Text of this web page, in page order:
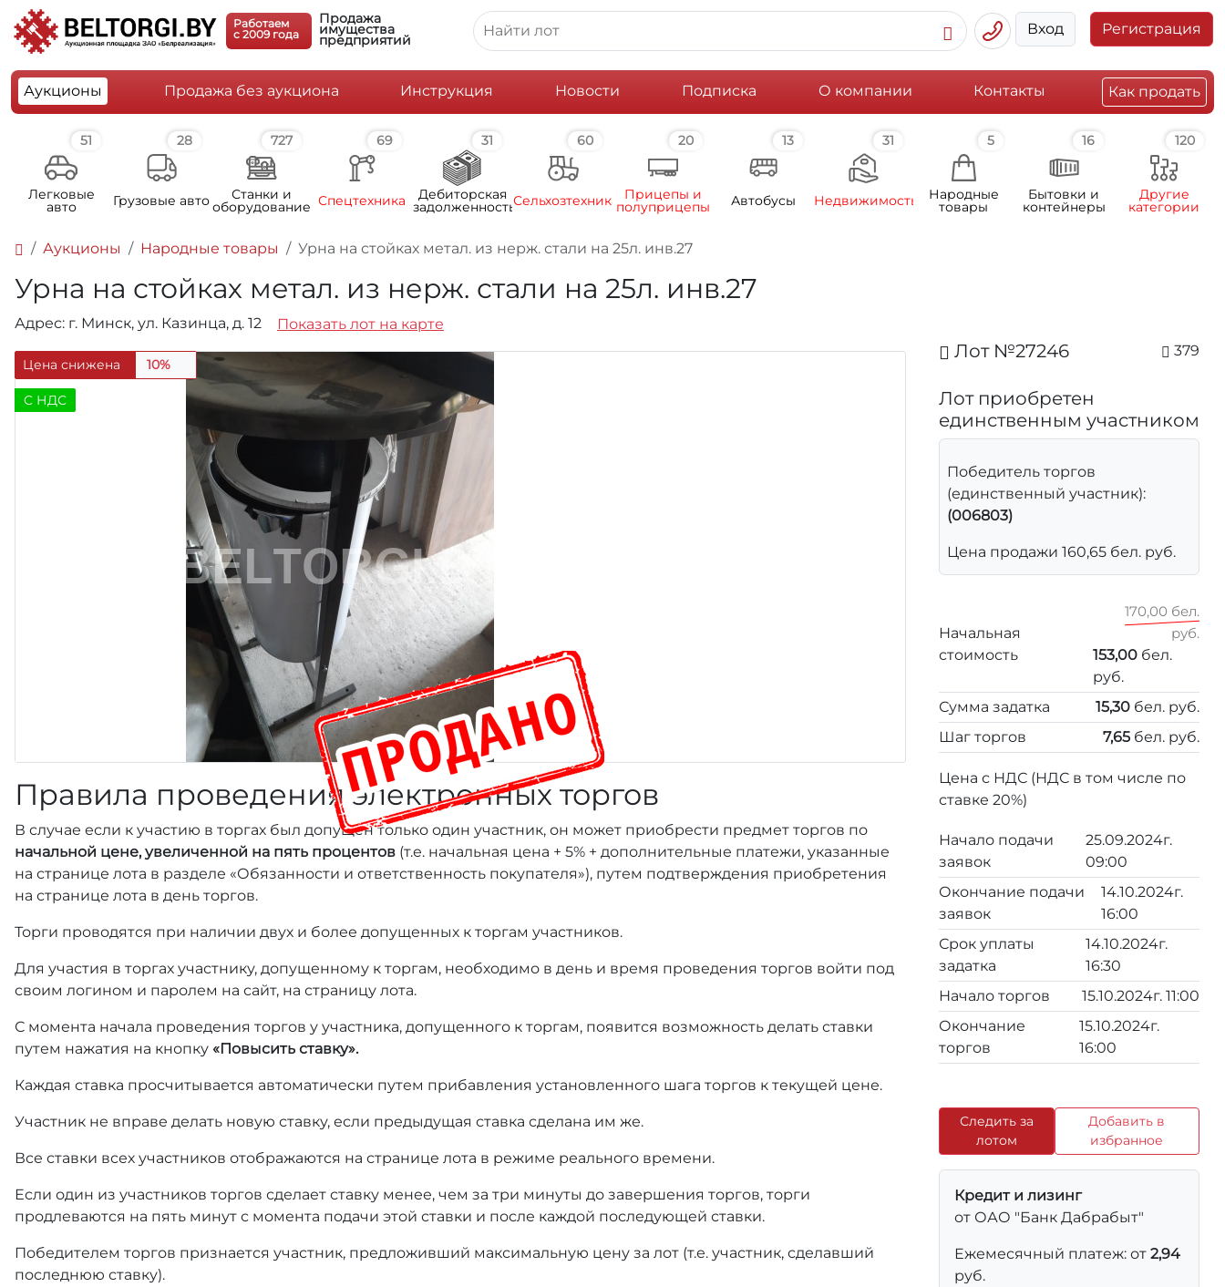
Работаем
c 2009 года
Продажа
имущества
предприятий
Вход Регистрация
Аукционы Продажа без аукциона Инструкция Новости Подписка О компании Контакты Как продать
51
Легковые
авто
28
Грузовые авто
727
Станки и
оборудование
69
Спецтехника
31
Дебиторская
задолженность
60
Сельхозтехника
20
Прицепы и
полуприцепы
13
Автобусы
31
Недвижимость
5
Народные
товары
16
Бытовки и
контейнеры
120
Другие
категории
Аукционы Народные товары Урна на стойках метал. из нерж. стали на 25л. инв.27
Урна на стойках метал. из нерж. стали на 25л. инв.27
Адрес: г. Минск, ул. Казинца, д. 12 Показать лот на карте
Цена снижена 10%
C НДС
Правила проведения электронных торгов
В случае если к участию в торгах был допущен только один участник, он может приобрести предмет торгов по
начальной цене, увеличенной на пять процентов (т.е. начальная цена + 5% + дополнительные платежи, указанные
на странице лота в разделе «Обязанности и ответственность покупателя»), путем подтверждения приобретения
на странице лота в день торгов.
Торги проводятся при наличии двух и более допущенных к торгам участников.
Для участия в торгах участнику, допущенному к торгам, необходимо в день и время проведения торгов войти под
своим логином и паролем на сайт, на страницу лота.
С момента начала проведения торгов у участника, допущенного к торгам, появится возможность делать ставки
путем нажатия на кнопку «Повысить ставку».
Каждая ставка просчитывается автоматически путем прибавления установленного шага торгов к текущей цене.
Участник не вправе делать новую ставку, если предыдущая ставка сделана им же.
Все ставки всех участников отображаются на странице лота в режиме реального времени.
Если один из участников торгов сделает ставку менее, чем за три минуты до завершения торгов, торги
продлеваются на пять минут с момента подачи этой ставки и после каждой последующей ставки.
Победителем торгов признается участник, предложивший максимальную цену за лот (т.е. участник, сделавший
последнюю ставку).
Лот №27246 379
Лот приобретен
единственным участником
Победитель торгов
(единственный участник):
(006803)
Цена продажи 160,65 бел. руб.
Начальная
стоимость
170,00 бел.
руб.
153,00 бел.
руб.
Сумма задатка
15,30 бел. руб.
Шаг торгов
7,65 бел. руб.
Цена с НДС (НДС в том числе по
ставке 20%)
Начало подачи
заявок
25.09.2024г.
09:00
Окончание подачи
заявок
14.10.2024г.
16:00
Срок уплаты
задатка
14.10.2024г.
16:30
Начало торгов
15.10.2024г. 11:00
Окончание
торгов
15.10.2024г.
16:00
Следить за
лотом
Добавить в
избранное
Кредит и лизинг
от ОАО "Банк Дабрабыт"
Ежемесячный платеж: от 2,94
руб.